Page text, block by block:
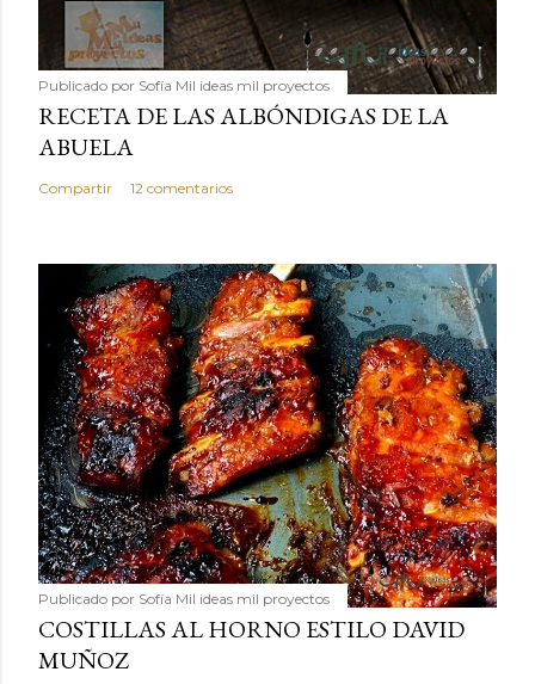
Publicado por Sofía Mil ideas mil proyectos
RECETA DE LAS ALBÓNDIGAS DE LA
ABUELA
Compartir 12 comentarios
Publicado por Sofía Mil ideas mil proyectos
COSTILLAS AL HORNO ESTILO DAVID
MUÑOZ